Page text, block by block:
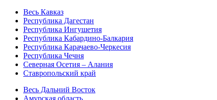
Весь Кавказ
Республика Дагестан
Республика Ингушетия
Республика Кабардино-Балкария
Республика Карачаево-Черкесия
Республика Чечня
Северная Осетия – Алания
Ставропольский край
Весь Дальний Восток
Амурская область